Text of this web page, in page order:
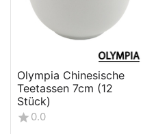
Olympia Chinesische
Teetassen 7cm (12
Stück)
0.0